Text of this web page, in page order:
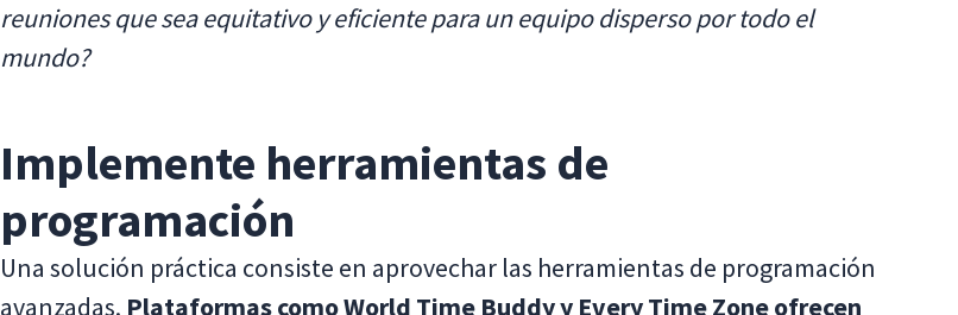
reuniones que sea equitativo y eficiente para un equipo disperso por todo el
mundo?
Implemente herramientas de
programación
Una solución práctica consiste en aprovechar las herramientas de programación
avanzadas. Plataformas como World Time Buddy y Every Time Zone ofrecen